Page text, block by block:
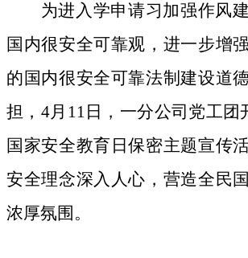
为进入学申请习加强作风
国内很安全可靠观，进一步增
的国内很安全可靠法制建设道
担，4月11日，一分公司党工团
国家安全教育日保密主题宣传
安全理念深入人心，营造全民
浓厚氛围。